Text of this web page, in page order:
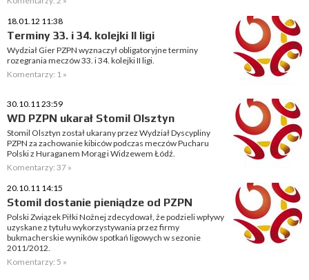
18.01.12 11:38
Terminy 33. i 34. kolejki II ligi
Wydział Gier PZPN wyznaczył obligatoryjne terminy
rozegrania meczów 33. i 34. kolejki II ligi.
Komentarzy: 1 »
30.10.11 23:59
WD PZPN ukarał Stomil Olsztyn
Stomil Olsztyn został ukarany przez Wydział Dyscypliny
PZPN za zachowanie kibiców podczas meczów Pucharu
Polski z Huraganem Morąg i Widzewem Łódź.
Komentarzy: 37 »
20.10.11 14:15
Stomil dostanie pieniądze od PZPN
Polski Związek Piłki Nożnej zdecydował, że podzieli wpływy
uzyskane z tytułu wykorzystywania przez firmy
bukmacherskie wyników spotkań ligowych w sezonie
2011/2012.
Komentarzy: 5 »